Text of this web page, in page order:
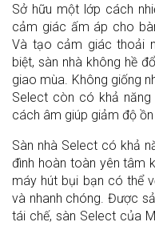
Sở hữu một lớp cách
cảm giác ấm áp cho
Và tạo cảm giác thoải
biệt, sàn nhà không hề
giao mùa. Không giống
Select còn có khả
cách âm giúp giảm độ
Sàn nhà Select có khả
đình hoàn toàn yên tâm
máy hút bụi bạn có thể
và nhanh chóng. Được
tái chế, sàn Select của